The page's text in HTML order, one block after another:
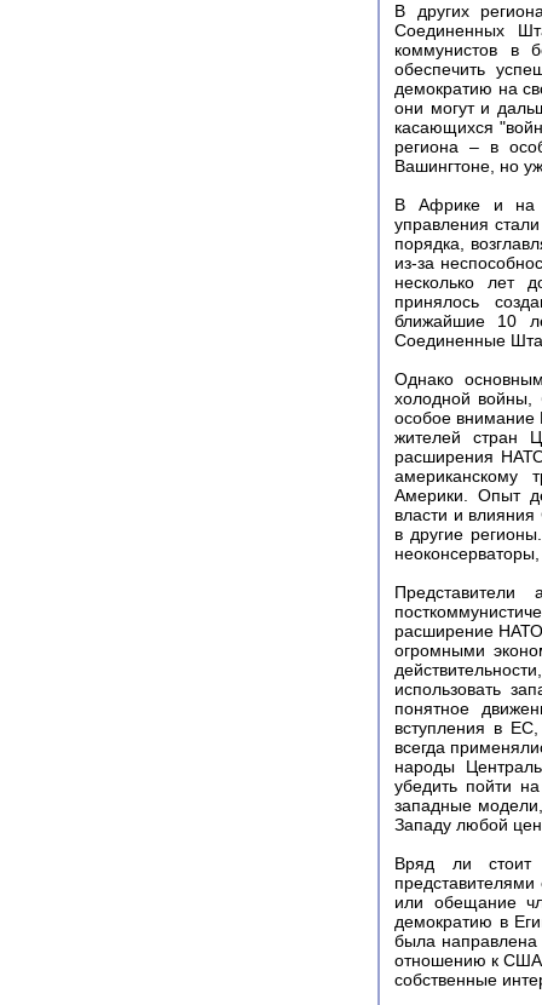
В других
Соединенных
коммунистов в
обеспечить
демократию на
они могут и
касающихся
региона – в
Вашингтоне, но
В Африке и на
управления
порядка,
из-за
несколько лет
принялось
ближайшие 10
Соединенные
Однако
холодной войны,
особое
жителей стран
расширения НАТО
американскому
Америки. Опыт
власти и
в другие
расширение
огромными
использовать
понятное
вступления в
всегда
народы
убедить пойти
западные
Западу любой
Вряд ли стоит
или обещание
демократию в
была направлена
отношению к США.
собственные